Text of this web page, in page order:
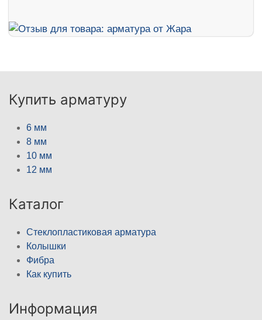
Купить арматуру
6 мм
8 мм
10 мм
12 мм
Каталог
Стеклопластиковая арматура
Колышки
Фибра
Как купить
Информация